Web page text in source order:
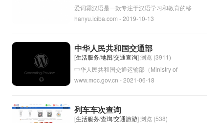
求。
爱词霸汉语是一款专注于汉语学习和教育的移
动应用程序。通过这款应用，用户可以方便地
息，帮助提升汉语水平。用户还可以通过这款
应用进行单词背诵、语法学习和听力训练等功
能，是一款非常实用的中文学习工具。
hanyu.iciba.com - 2019-10-13
中华人民共和国交通部
[生活服务/地图/交通查询] 浏览 (3911)
中华人民共和国交通运输部（Ministry of
Transport of the People's Republic of
中华人民共和国国务院组成部门。
www.moc.gov.cn - 2021-06-18
列车车次查询
[生活服务/查询/交通旅游] 浏览 (538)